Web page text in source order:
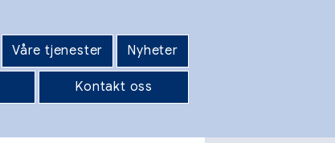
Våre tjenester Nyheter
Kontakt oss